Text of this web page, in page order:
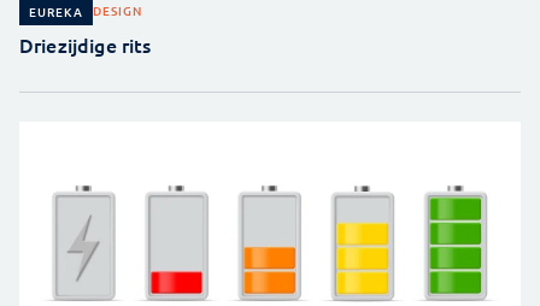
EUREKA DESIGN
Driezijdige rits